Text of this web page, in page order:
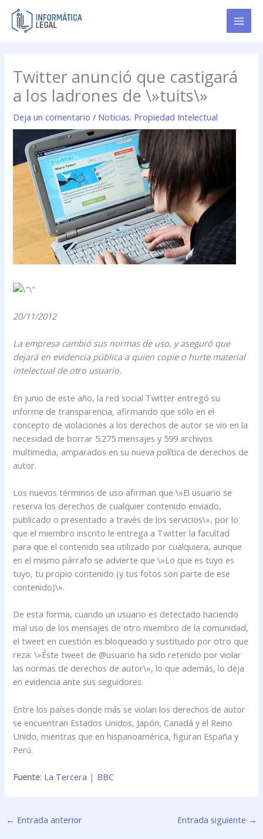
contenido
Twitter anunció que castigará
a los ladrones de \»tuits\»
Deja un comentario / Noticias. Propiedad Intelectual
20/11/2012
La empresa cambió sus normas de uso, y aseguró que
dejará en evidencia pública a quien copie o hurte material
intelectual de otro usuario.
En junio de este año, la red social Twitter entregó su
informe de transparencia, afirmando que sólo en el
concepto de violaciones a los derechos de autor se vio en la
necesidad de borrar 5.275 mensajes y 599 archivos
multimedia, amparados en su nueva política de derechos de
autor.
Los nuevos términos de uso afirman que \»El usuario se
reserva los derechos de cualquier contenido enviado,
publicado o presentado a través de los servicios\», por lo
que el miembro inscrito le entrega a Twitter la facultad
para que el contenido sea utilizado por cualquiera, aunque
en el mismo párrafo se advierte que \»Lo que es tuyo es
tuyo, tu propio contenido (y tus fotos son parte de ese
contenido)\».
De esta forma, cuando un usuario es detectado haciendo
mal uso de los mensajes de otro miembro de la comunidad,
el tweet en cuestión es bloqueado y sustituido por otro que
reza: \»Éste tweet de @usuario ha sido retenido por violar
las normas de derechos de autor\», lo que además, lo deja
en evidencia ante sus seguidores.
Entre los países donde más se violan los derechos de autor
se encuentran Estados Unidos, Japón, Canadá y el Reino
Unido, mientras que en hispanoamérica, figuran España y
Perú.
Fuente: La Tercera | BBC
← Entrada anterior Entrada siguiente →